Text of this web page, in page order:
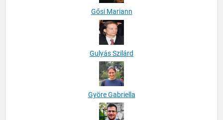
Gősi Mariann
Gulyás Szilárd
Györe Gabriella